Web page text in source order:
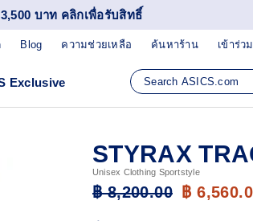
บาท คลิกเพื่อรับสิทธิ์
Blog ความช่วยเหลือ ค้นหาร้าน เข้าร่ว
Exclusive
STYRAX
Unisex Clothing Sportstyle
฿ 8,200.00 ฿